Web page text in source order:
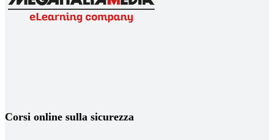
Corsi online sulla sicurezza